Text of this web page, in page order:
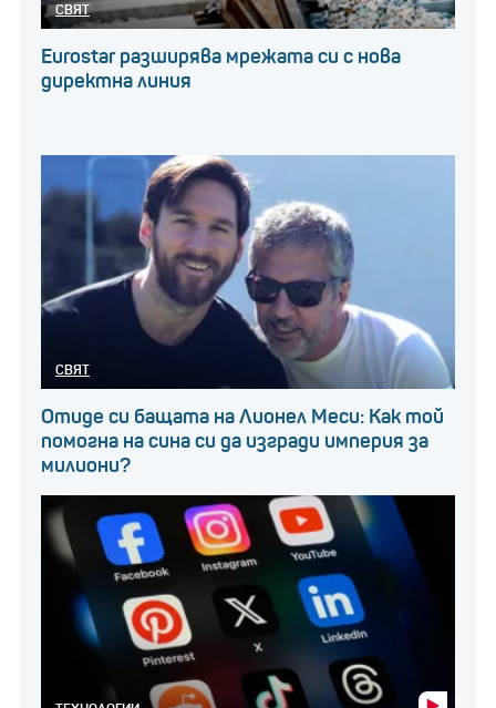
СВЯТ
Eurostar разширява мрежата си с нова
директна линия
СВЯТ
Отиде си бащата на Лионел Меси: Как той
помогна на сина си да изгради империя за
милиони?